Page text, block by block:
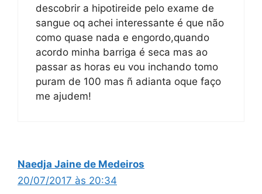
descobrir a hipotireide pelo exame de
sangue oq achei interessante é que não
como quase nada e engordo,quando
acordo minha barriga é seca mas ao
passar as horas eu vou inchando tomo
puram de 100 mas ñ adianta oque faço
me ajudem!
Naedja Jaine de Medeiros
20/07/2017 às 20:34